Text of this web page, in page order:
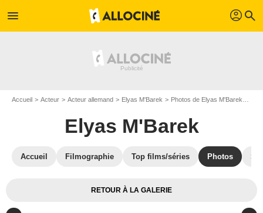
menu profil search
Accueil Acteur Acteur allemand Elyas M'Barek Photos de Elyas M'Barek
Elyas M'Barek
Accueil Filmographie Top films/séries Photos
RETOUR À LA GALERIE